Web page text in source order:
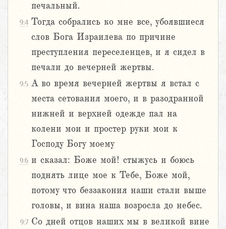
печальный.
9:4 Тогда собрались ко мне все, убоявшиеся
слов Бога Израилева по причине
преступления переселенцев, и я сидел в
печали до вечерней жертвы.
9:5 А во время вечерней жертвы я встал с
места сетования моего, и в разодранной
нижней и верхней одежде пал на
колени мои и простер руки мои к
Господу Богу моему
9:6 и сказал: Боже мой! стыжусь и боюсь
поднять лице мое к Тебе, Боже мой,
потому что беззакония наши стали выше
головы, и вина наша возросла до небес.
9:7 Со дней отцов наших мы в великой вине